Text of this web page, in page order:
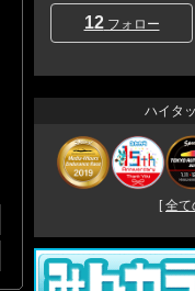
12フォロー
ハイタ
[全て